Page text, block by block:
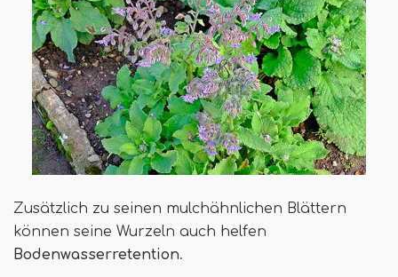
Zusätzlich zu seinen mulchähnlichen Blättern
können seine Wurzeln auch helfen
Bodenwasserretention.